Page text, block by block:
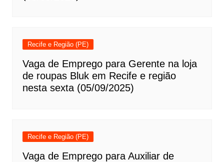
Recife e Região (PE)
Vaga de Emprego para Gerente na loja
de roupas Bluk em Recife e região
nesta sexta (05/09/2025)
Recife e Região (PE)
Vaga de Emprego para Auxiliar de